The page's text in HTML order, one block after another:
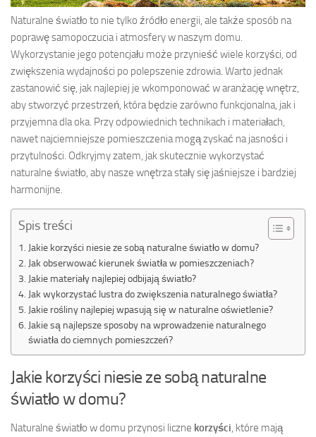
Naturalne światło to nie tylko źródło energii, ale także sposób na
poprawę samopoczucia i atmosfery w naszym domu.
Wykorzystanie jego potencjału może przynieść wiele korzyści, od
zwiększenia wydajności po polepszenie zdrowia. Warto jednak
zastanowić się, jak najlepiej je wkomponować w aranżację wnętrz,
aby stworzyć przestrzeń, która będzie zarówno funkcjonalna, jak i
przyjemna dla oka. Przy odpowiednich technikach i materiałach,
nawet najciemniejsze pomieszczenia mogą zyskać na jasności i
przytulności. Odkryjmy zatem, jak skutecznie wykorzystać
naturalne światło, aby nasze wnętrza stały się jaśniejsze i bardziej
harmonijne.
Spis treści
Jakie korzyści niesie ze sobą naturalne światło w domu?
Jak obserwować kierunek światła w pomieszczeniach?
Jakie materiały najlepiej odbijają światło?
Jak wykorzystać lustra do zwiększenia naturalnego światła?
Jakie rośliny najlepiej wpasują się w naturalne oświetlenie?
Jakie są najlepsze sposoby na wprowadzenie naturalnego
światła do ciemnych pomieszczeń?
Jakie korzyści niesie ze sobą naturalne
światło w domu?
Naturalne światło w domu przynosi liczne korzyści, które mają